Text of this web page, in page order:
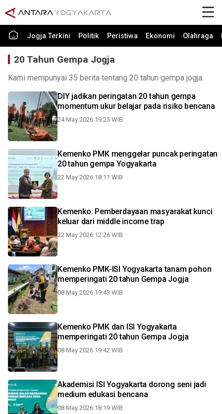
Jogja Terkini Politik Peristiwa Ekonomi Olahraga
20 Tahun Gempa Jogja
Kami mempunyai 35 berita tentang 20 tahun gempa jogja.
DIY jadikan peringatan 20 tahun gempa
momentum ukur belajar pada risiko bencana
24 May 2026 19:25 WIB
Kemenko PMK menggelar puncak peringatan
20 tahun gempa Yogyakarta
22 May 2026 18:11 WIB
Kemenko: Pemberdayaan masyarakat kunci
keluar dari middle income trap
22 May 2026 12:26 WIB
Kemenko PMK-ISI Yogyakarta tanam pohon
memperingati 20 tahun Gempa Jogja
08 May 2026 19:43 WIB
Kemenko PMK dan ISI Yogyakarta
memperingati 20 tahun Gempa Jogja
08 May 2026 19:42 WIB
Akademisi ISI Yogyakarta dorong seni jadi
medium edukasi bencana
08 May 2026 18:19 WIB